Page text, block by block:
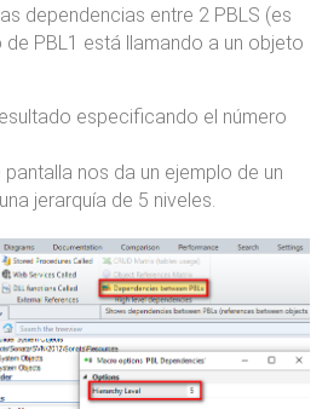
dependencias entre 2 PBLS (es
PBL1 está llamando a un objeto
especificando el número
nos da un ejemplo de un
jerarquía de 5 niveles.